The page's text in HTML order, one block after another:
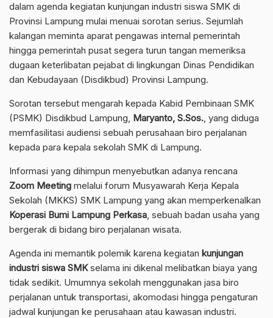
dalam agenda kegiatan kunjungan industri siswa SMK di
Provinsi Lampung mulai menuai sorotan serius. Sejumlah
kalangan meminta aparat pengawas internal pemerintah
hingga pemerintah pusat segera turun tangan memeriksa
dugaan keterlibatan pejabat di lingkungan Dinas Pendidikan
dan Kebudayaan (Disdikbud) Provinsi Lampung.
Sorotan tersebut mengarah kepada Kabid Pembinaan SMK
(PSMK) Disdikbud Lampung, Maryanto, S.Sos. , yang diduga
memfasilitasi audiensi sebuah perusahaan biro perjalanan
kepada para kepala sekolah SMK di Lampung.
Informasi yang dihimpun menyebutkan adanya rencana
Zoom Meeting melalui forum Musyawarah Kerja Kepala
Sekolah (MKKS) SMK Lampung yang akan memperkenalkan
Koperasi Bumi Lampung Perkasa , sebuah badan usaha yang
bergerak di bidang biro perjalanan wisata.
Agenda ini memantik polemik karena kegiatan kunjungan
industri siswa SMKselama ini dikenal melibatkan biaya yang
tidak sedikit. Umumnya sekolah menggunakan jasa biro
perjalanan untuk transportasi, akomodasi hingga pengaturan
jadwal kunjungan ke perusahaan atau kawasan industri.